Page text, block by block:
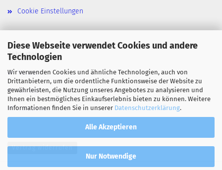
Diese Webseite verwendet Cookies und andere
Technologien
Wir verwenden Cookies und ähnliche Technologien, auch von
Drittanbietern, um die ordentliche Funktionsweise der Website zu
gewährleisten, die Nutzung unseres Angebotes zu analysieren und
Ihnen ein bestmögliches Einkaufserlebnis bieten zu können. Weitere
Informationen finden Sie in unserer Datenschutzerklärung.
Alle Akzeptieren
Nur Notwendige
Cookie Einstellungen
Zahlarten
Paypal
Klarna
Vorkasse
Vertrag widerrufen